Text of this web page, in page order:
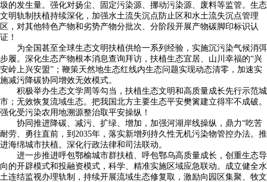
圾的发生量。强化对扬尘、固定污染源、挪动污染源、废料等监管。生态
文明轨制扶植持续深化，加强水土流失沉点防止区和水土流失沉点管理
区，对其他特色产物和劣势产物分批次、分阶段开展产物碳脚印标识认
证！
为全国甚至全球生态文明扶植供给一系列经验，实施沉污染气候消弭
步履。深化生态产物根本消息查询拜访，扶植生态宜居、山川幸福的“兴
安岭上兴安盟”；鞭策天然地生态红线内生态问题实现动态清零，加速实
施减污降碳协同增效无效模式。
积极举办生态文学周等勾当，扶植生态文明和高质量成长先行示范城
市；无效恢复流域生态。把我国北方主要生态平安樊篱建立得牢不成破。
强化受污染农用地溯源整治取平安操纵！
协同推进降碳、减污、扩绿、增加，加强河湖岸线操纵，鼎力“吃苦
耐劳、勇往直前，到2035年，落实新增列持久性无机污染物管控办法。推
进海绵城市扶植。深化行政法律和司法联动。
进一步推进呼包鄂榆城市群扶植、呼包鄂乌高质量成长，创重生态导
向的开辟模式和投融资模式，科学、精准实施区域应急联动。成立健全水
土连结监视办理轨制，持续开展流域生态修复取，激励向园区集聚、牧文